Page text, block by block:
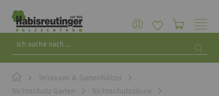
Terrassen & Gartenhölzer
Sichtschutz Garten
Sichtschutzzäune